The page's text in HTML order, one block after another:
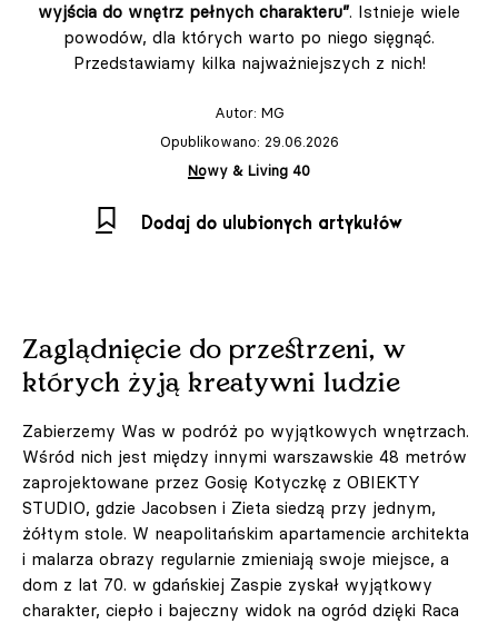
wyjścia do wnętrz pełnych charakteru”. Istnieje wiele
powodów, dla których warto po niego sięgnąć.
Przedstawiamy kilka najważniejszych z nich!
Autor: MG
Opublikowano: 29.06.2026
Nowy & Living 40
Dodaj do ulubionych artykułów
Zaglądnięcie do przestrzeni, w
których żyją kreatywni ludzie
Zabierzemy Was w podróż po wyjątkowych wnętrzach.
Wśród nich jest między innymi warszawskie 48 metrów
zaprojektowane przez Gosię Kotyczkę z OBIEKTY
STUDIO, gdzie Jacobsen i Zieta siedzą przy jednym,
żółtym stole. W neapolitańskim apartamencie architekta
i malarza obrazy regularnie zmieniają swoje miejsce, a
dom z lat 70. w gdańskiej Zaspie zyskał wyjątkowy
charakter, ciepło i bajeczny widok na ogród dzięki Raca